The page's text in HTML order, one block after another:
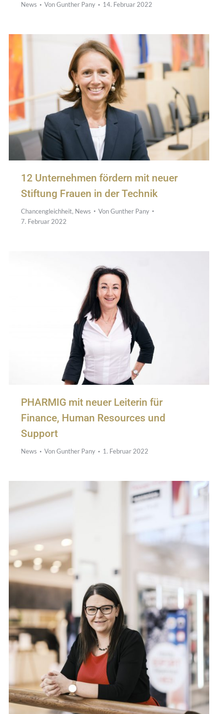
News VonGunther Pany 14. Februar 2022
12 Unternehmen fördern mit neuer
Stiftung Frauen in der Technik
Chancengleichheit, News VonGunther Pany
7. Februar 2022
PHARMIG mit neuer Leiterin für
Finance, Human Resources und
Support
News VonGunther Pany 1. Februar 2022